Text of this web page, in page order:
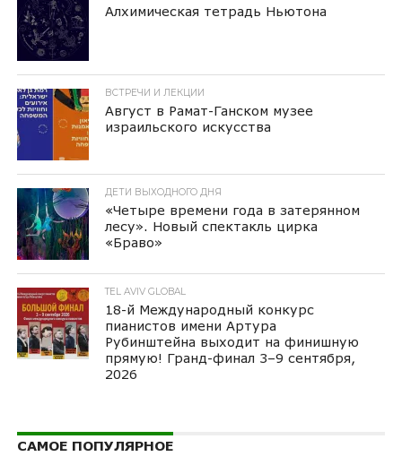
Алхимическая тетрадь Ньютона
ВСТРЕЧИ И ЛЕКЦИИ
Август в Рамат-Ганском музее
израильского искусства
ДЕТИ ВЫХОДНОГО ДНЯ
«Четыре времени года в затерянном
лесу». Новый спектакль цирка
«Браво»
TEL AVIV GLOBAL
18-й Международный конкурс
пианистов имени Артура
Рубинштейна выходит на финишную
прямую! Гранд-финал 3–9 сентября,
2026
САМОЕ ПОПУЛЯРНОЕ